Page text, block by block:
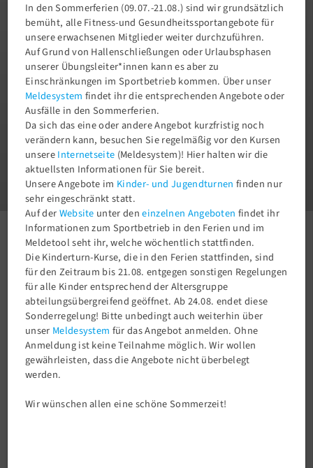
Charlottenburger Turn- und Sportverein von
1858 e.V.
1 3
Fitness & Gesundheit Pilates
Pilates
ab 18 Jahre
Teilnahme nur mit Anmeldung über Meldetool !
Leider sind im Moment alle Plätze belegt!
In den Sommerferien (09.07.-21.08.) sind wir grundsätzlich
bemüht, alle Fitness-und Gesundheitssportangebote für
unsere erwachsenen Mitglieder weiter durchzuführen.
Auf Grund von Hallenschließungen oder Urlaubsphasen
unserer Übungsleiter*innen kann es aber zu
Einschränkungen im Sportbetrieb kommen. Über unser
Meldesystem findet ihr die entsprechenden Angebote oder
Ausfälle in den Sommerferien.
Da sich das eine oder andere Angebot kurzfristig noch
verändern kann, besuchen Sie regelmäßig vor den Kursen
unsereInternetseite (Meldesystem)! Hier halten wir die
aktuellsten Informationen für Sie bereit.
Unsere Angebote im Kinder- und Jugendturnen finden nur
sehr eingeschränkt statt.
Auf derWebsite unter deneinzelnen Angeboten findet ihr
Informationen zum Sportbetrieb in den Ferien und im
Meldetool seht ihr, welche wöchentlich stattfinden.
Die Kinderturn-Kurse, die in den Ferien stattfinden, sind
für den Zeitraum bis 21.08. entgegen sonstigen Regelungen
für alle Kinder entsprechend der Altersgruppe
abteilungsübergreifend geöffnet. Ab 24.08. endet diese
Sonderregelung! Bitte unbedingt auch weiterhin über
unser Meldesystem für das Angebot anmelden. Ohne
Anmeldung ist keine Teilnahme möglich. Wir wollen
gewährleisten, dass die Angebote nicht überbelegt
werden.
Wir wünschen allen eine schöne Sommerzeit!